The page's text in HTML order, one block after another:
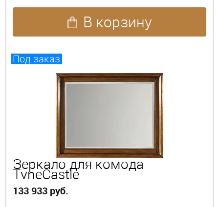
В корзину
Под заказ
Зеркало для комода
TyneCastle
133 933 руб.